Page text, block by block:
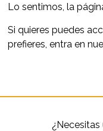
Lo sentimos, la
Si quieres puedes
prefieres, entra en